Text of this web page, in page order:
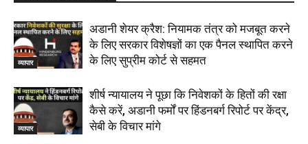
व्यापार
अडानी शेयर क्रैश: नियामक तंत्र को मजबूत करने
के लिए सरकार विशेषज्ञों का एक पैनल स्थापित करने
के लिए सुप्रीम कोर्ट से सहमत
व्यापार
शीर्ष न्यायालय ने पूछा कि निवेशकों के हितों की रक्षा
कैसे करें, अडानी फर्मों पर हिंडनबर्ग रिपोर्ट पर केंद्र,
सेबी के विचार मांगे